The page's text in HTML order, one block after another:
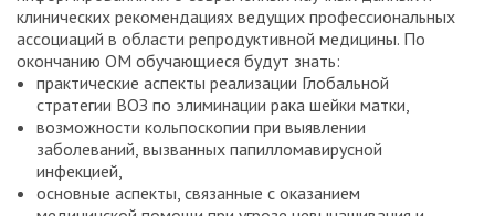
клинических рекомендациях ведущих профессиональных
ассоциаций в области репродуктивной медицины. По
окончанию ОМ обучающиеся будут знать:
практические аспекты реализации Глобальной
стратегии ВОЗ по элиминации рака шейки матки,
возможности кольпоскопии при выявлении
заболеваний, вызванных папилломавирусной
инфекцией,
основные аспекты, связанные с оказанием